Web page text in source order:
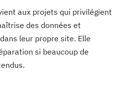
aux projets qui privilégient
des données et
leur propre site. Elle
si beaucoup de